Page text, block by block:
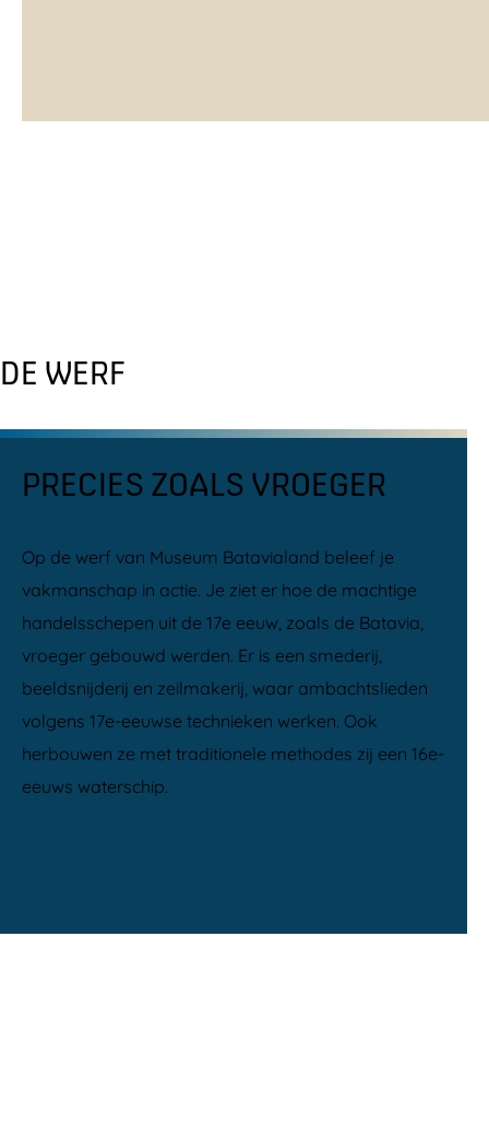
DE WERF
PRECIES ZOALS VROEGER
Op de werf van Museum Batavialand beleef je
vakmanschap in actie. Je ziet er hoe de machtige
handelsschepen uit de 17e eeuw, zoals de Batavia,
vroeger gebouwd werden. Er is een smederij,
beeldsnijderij en zeilmakerij, waar ambachtslieden
volgens 17e-eeuwse technieken werken. Ook
herbouwen ze met traditionele methodes zij een 16e-
eeuws waterschip.